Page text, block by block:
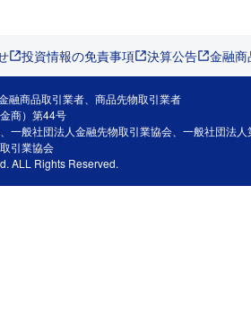
投資情報の免責事項 決算公告 金融
融商品取引業者、商品先物取引業者
商）第44号
一般社団法人金融先物取引業協会、一般社団法
引業協会
ALL Rights Reserved.